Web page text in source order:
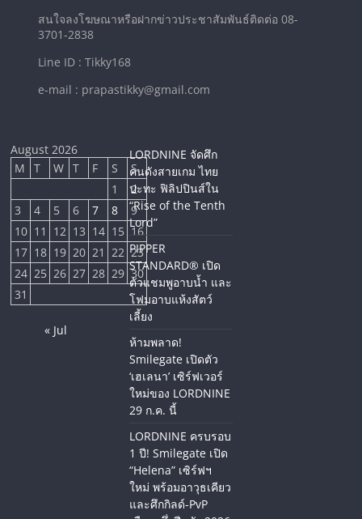
สนใจลงโฆษณาหรือฝากข่าวประชาสัมพันธ์ติดต่อ 08-
3701-2838
Line ID : Tikky168
e-mail : prapastikky@gmail.com
August 2026
M
T W T F S
S
1
2
3
4 5 6 7 8
9
10 11 12 13 14 15 16
17 18 19 20 21 22 23
24 25 26 27 28 29 30
31
« Jul
LORDNINE จัดศึก
คนดังสายเกม ไทย
ปะทะ ฟิลิปปินส์ใน
“Rise of the Tenth
Lord”
PIPPER
STANDARD® เปิด
ตัวแชมพูอาบน้ำ และ
โฟมอาบแห้งสัตว์
เลี้ยง
ห้ามพลาด!
Smilegate เปิดตัว
‘เฮเลนา’ เซิร์ฟเวอร์
ใหม่ของ LORDNINE
29 ก.ค. นี้
LORDNINE ครบรอบ
1 ปี! Smilegate เปิด
“Helena” เซิร์ฟฯ
ใหม่ พร้อมอาวุธเคียว
และศึกกิลด์-PvP